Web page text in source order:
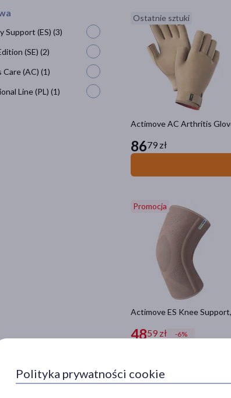
Ostatnie sztuki
Actimove AC Arthritis
8679 zł
Promocja
Actimove ES Knee
4859 zł
-6%
Support (ES) (3)
(SE) (2)
(AC) (1)
Line (PL) (1)
Polityka prywatności cookie